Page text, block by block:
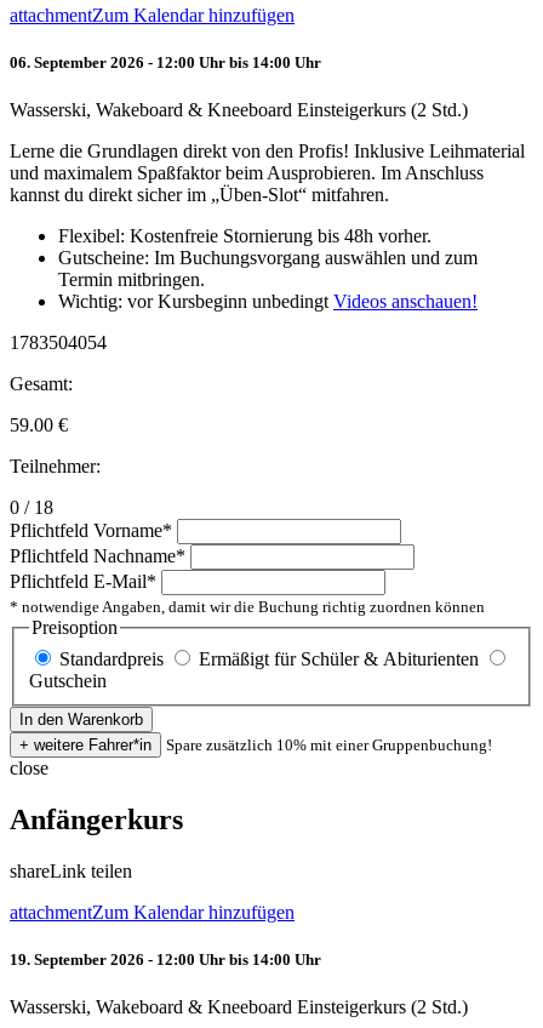
attachmentZum Kalendar hinzufügen
06. September 2026 - 12:00 Uhr bis 14:00 Uhr
Wasserski, Wakeboard & Kneeboard Einsteigerkurs (2 Std.)
Lerne die Grundlagen direkt von den Profis! Inklusive Leihmaterial
und maximalem Spaßfaktor beim Ausprobieren. Im Anschluss
kannst du direkt sicher im „Üben-Slot“ mitfahren.
Flexibel: Kostenfreie Stornierung bis 48h vorher.
Gutscheine: Im Buchungsvorgang auswählen und zum
Termin mitbringen.
Wichtig: vor Kursbeginn unbedingt Videos anschauen!
1783504054
Gesamt:
59.00 €
Teilnehmer:
0 / 18
Pflichtfeld Vorname*
Pflichtfeld Nachname*
Pflichtfeld E-Mail*
* notwendige Angaben, damit wir die Buchung richtig zuordnen können
Preisoption
Standardpreis
Ermäßigt für Schüler & Abiturienten
Gutschein
Spare zusätzlich 10% mit einer Gruppenbuchung!
close
Anfängerkurs
shareLink teilen
attachmentZum Kalendar hinzufügen
19. September 2026 - 12:00 Uhr bis 14:00 Uhr
Wasserski, Wakeboard & Kneeboard Einsteigerkurs (2 Std.)